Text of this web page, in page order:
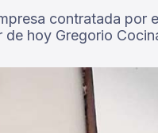
contratada por
de hoy Gregorio